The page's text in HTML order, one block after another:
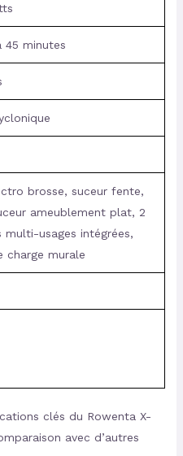
45 minutes
brosse, suceur fente,
ameublement plat, 2
multi-usages intégrées,
charge murale
clés du Rowenta X-
avec d’autres